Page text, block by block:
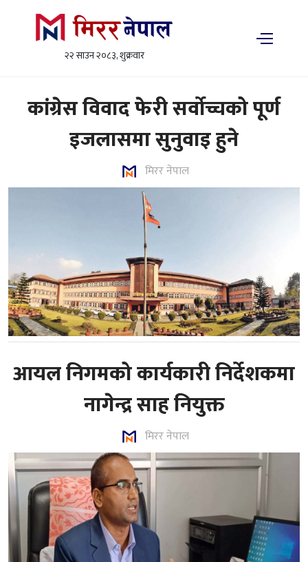
२२ साउन २०८३, शुक्रवार
कांग्रेस विवाद फेरी सर्वोच्चको पूर्ण
इजलासमा सुनुवाइ हुने
मिरर नेपाल
आयल निगमको कार्यकारी निर्देशकमा
नागेन्द्र साह नियुक्त
मिरर नेपाल